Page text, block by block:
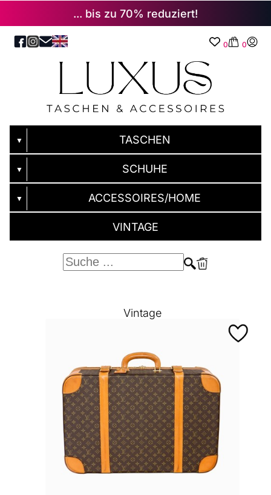
... bis zu 70% reduziert!
0 0
▼ TASCHEN
▼ SCHUHE
▼ ACCESSOIRES/HOME
VINTAGE
Vintage